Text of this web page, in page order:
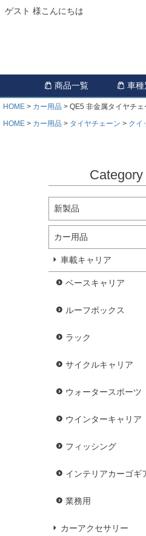
ゲスト 様こんにちは
商品一覧 車種
HOME カー用品
QE5 非金属タイヤチ
HOME
カー用品 タイヤチェーン クイ
Category
新製品
カー用品
車載キャリア
ベースキャリア
ルーフボックス
ラック
サイクルキャリア
ウォータースポーツ
ウインターキャリア
フィッシング
インテリアカーゴギ
業務用
カーアクセサリー